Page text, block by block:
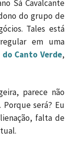
Sá Cavalcante
do grupo de
Tales está
em uma
Canto Verde,
parece não
será? Eu
falta de